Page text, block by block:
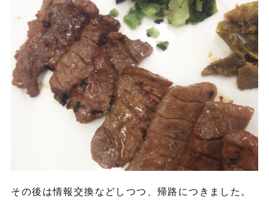
その後は情報交換などしつつ、帰路につきました。